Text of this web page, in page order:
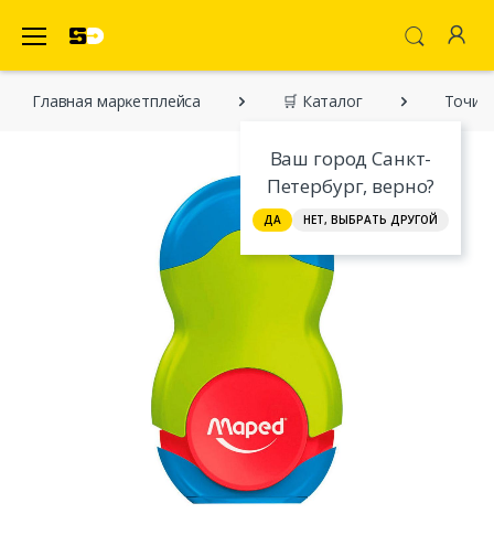
Ваш город Санкт-
Петербург, верно?
ДА НЕТ, ВЫБРАТЬ ДРУГОЙ
Главная марĸетплейса 🛒 Каталог